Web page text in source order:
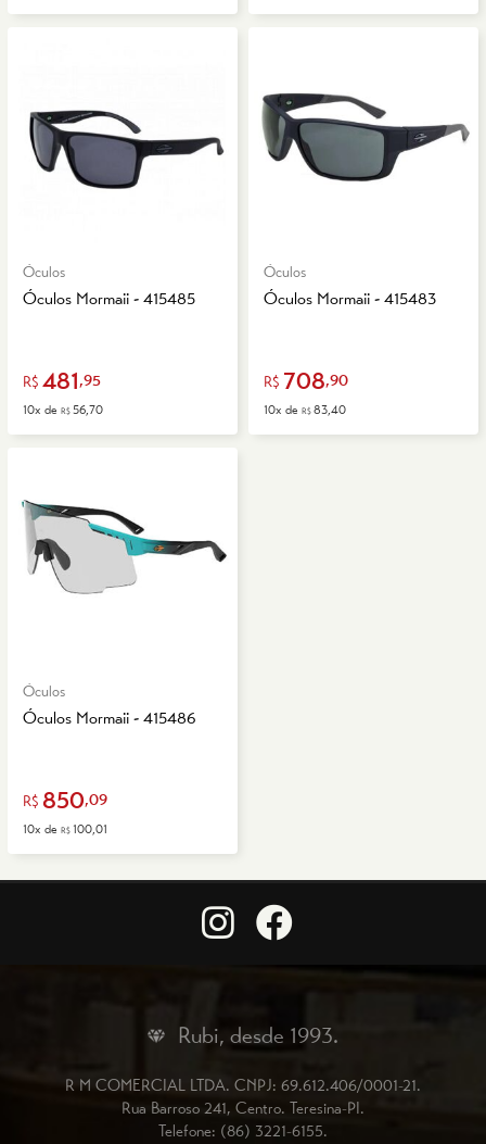
Óculos
Óculos Mormaii - 415485
R$481,95
10x deR$ 56,70
Óculos
Óculos Mormaii - 415483
R$ 708,90
10x de R$ 83,40
Óculos
Óculos Mormaii - 415486
R$850,09
10x deR$100,01
Rubi, desde 1993.
R M COMERCIAL LTDA. CNPJ: 69.612.406/0001-21.
Rua Barroso 241, Centro. Teresina-PI.
Telefone: (86) 3221-6155.